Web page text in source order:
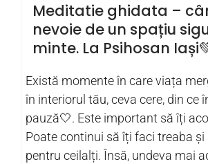
Meditatie ghidata –
nevoie de un spațiu
minte. La Psihosan
Există momente în care viața
în interiorul tău, ceva cere, din ce
pauză🤍. Este important să îți
Poate continui să îți faci treaba și
pentru ceilalți. Însă, undeva mai